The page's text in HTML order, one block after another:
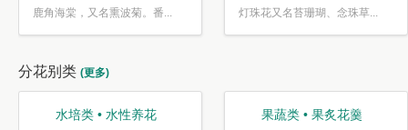
鹿角海棠，又名熏波菊。番... 灯珠花又名苔珊瑚、念珠草...
分花别类 (更多)
水培类 • 水性养花 果蔬类 • 果炙花羹